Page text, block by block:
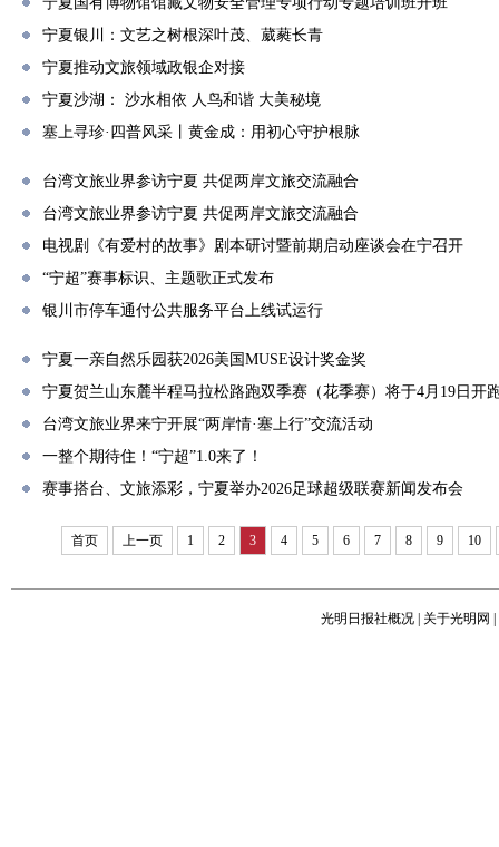
宁夏银川：文艺之树根深叶茂、葳蕤长青
宁夏推动文旅领域政银企对接
宁夏沙湖： 沙水相依 人鸟和谐 大美秘境
塞上寻珍·四普风采丨黄金成：用初心守护根脉
台湾文旅业界参访宁夏 共促两岸文旅交流融合
台湾文旅业界参访宁夏 共促两岸文旅交流融合
电视剧《有爱村的故事》剧本研讨暨前期启动座谈会在宁召开
“宁超”赛事标识、主题歌正式发布
银川市停车通付公共服务平台上线试运行
宁夏一亲自然乐园获2026美国MUSE设计奖金奖
宁夏贺兰山东麓半程马拉松路跑双季赛（花季赛）将于4月19日开
台湾文旅业界来宁开展“两岸情·塞上行”交流活动
一整个期待住！“宁超”1.0来了！
赛事搭台、文旅添彩，宁夏举办2026足球超级联赛新闻发布会
首页 上一页 1 2 3 4 5 6 7 8 9 10
光明日报社概况 关于光明网